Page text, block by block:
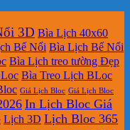
3D Bìa Lịch 40x60
Bế Nổi Bìa Lịch Bế Nổi
Bìa Lịch treo tường Đẹp
Bìa Treo Lịch BLoc
Giá Lịch Bloc Giá Lịch Bloc
In Lịch Bloc Giá
Lịch 3D Lịch Bloc 365